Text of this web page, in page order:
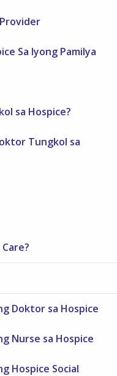
Sa Iyong Pamilya
sa Hospice?
Tungkol sa
Doktor sa Hospice
Nurse sa Hospice
Hospice Social